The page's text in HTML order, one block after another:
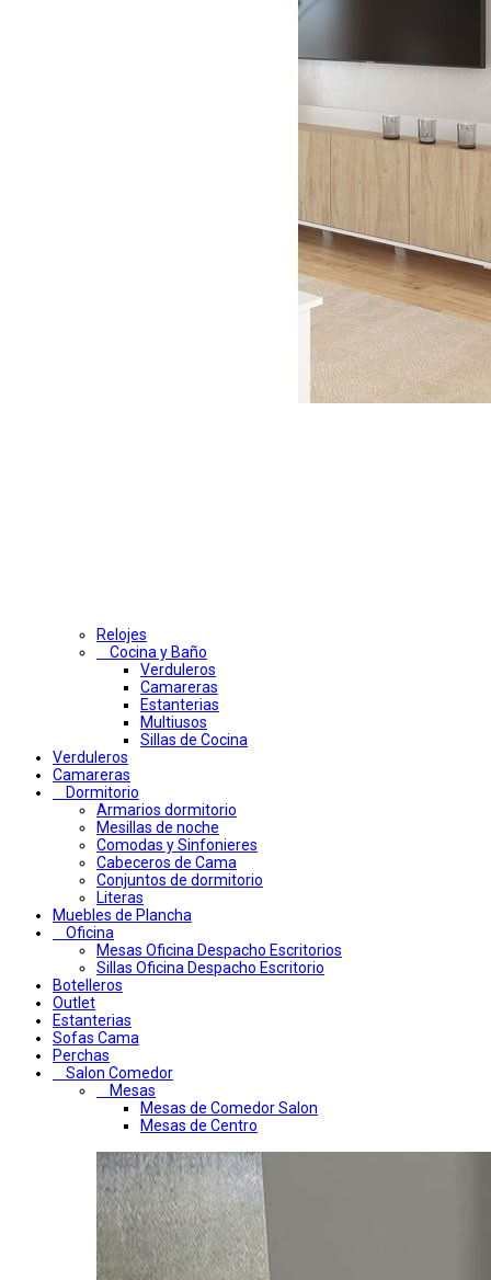
Relojes
Cocina y Baño
Verduleros
Camareras
Estanterias
Multiusos
Sillas de Cocina
Verduleros
Camareras
Dormitorio
Armarios dormitorio
Mesillas de noche
Comodas y Sinfonieres
Cabeceros de Cama
Conjuntos de dormitorio
Literas
Muebles de Plancha
Oficina
Mesas Oficina Despacho Escritorios
Sillas Oficina Despacho Escritorio
Botelleros
Outlet
Estanterias
Sofas Cama
Perchas
Salon Comedor
Mesas
Mesas de Comedor Salon
Mesas de Centro